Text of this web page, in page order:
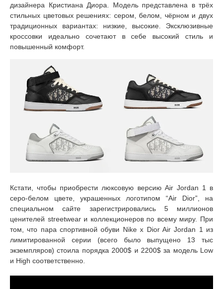
дизайнера Кристиана Диора. Модель представлена в трёх
стильных цветовых решениях: сером, белом, чёрном и двух
традиционных вариантах: низкие, высокие. Эксклюзивные
кроссовки идеально сочетают в себе высокий стиль и
повышенный комфорт.
Кстати, чтобы приобрести люксовую версию Air Jordan 1 в
серо-белом цвете, украшенных логотипом “Air Dior”, на
специальном сайте зарегистрировались 5 миллионов
ценителей streetwear и коллекционеров по всему миру. При
том, что пара спортивной обуви Nike x Dior Air Jordan 1 из
лимитированной серии (всего было выпущено 13 тыс
экземпляров) стоила порядка 2000$ и 2200$ за модель Low
и High соответственно.